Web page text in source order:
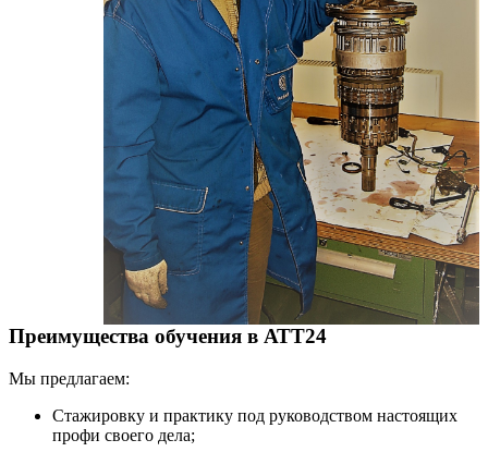
Преимущества обучения в АТТ24
Мы предлагаем:
Стажировку и практику под руководством настоящих
профи своего дела;